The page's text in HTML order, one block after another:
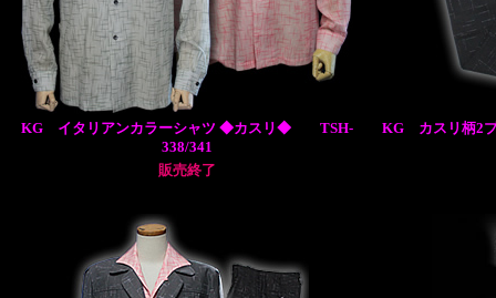
KG イタリアンカラーシャツ ◆カスリ◆ TSH-
338/341
販売終了
KG カスリ柄2